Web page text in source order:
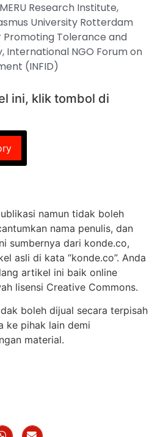
Research Institute,
University Rotterdam
Tolerance and
International NGO Forum on
(INFID)
ini, klik tombol di
namun tidak boleh
nama penulis, dan
sumbernya dari konde.co,
asli di kata “konde.co”. Anda
artikel ini baik online
lisensi Creative Commons.
boleh dijual secara terpisah
ke pihak lain demi
material.